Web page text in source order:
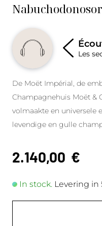
Les
De Moët Impérial, de
Champagnehuis Moët &
volmaakte en universele
levendige en gulle
2.140,00 €
In stock. Levering in